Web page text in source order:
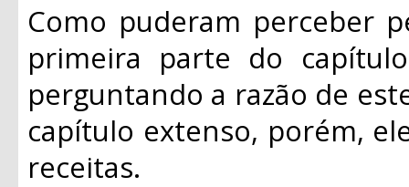
Como puderam perceber
primeira parte do
perguntando a razão de
capítulo extenso, porém,
receitas.